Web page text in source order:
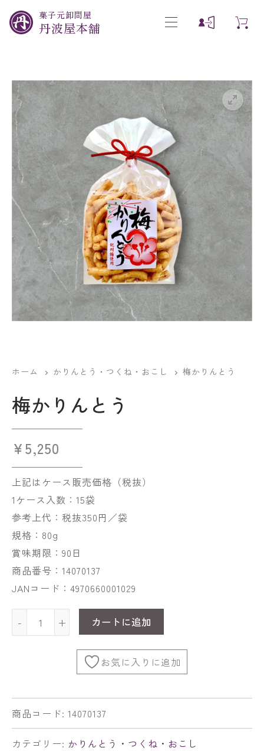
菓子元卸問屋
丹波屋本舗
ホーム かりんとう・つくね・おこし 梅かりんとう
梅かりんとう
¥5,250
上記はケース販売価格（税抜）
1ケース入数：15袋
参考上代：税抜350円／袋
規格：80g
賞味期限：90日
商品番号：14070137
JANコード：4970660001029
- + カートに追加
お気に入りに追加
商品コード: 14070137
カテゴリー: かりんとう・つくね・おこし